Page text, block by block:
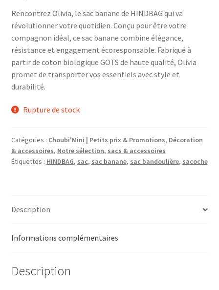
Rencontrez Olivia, le sac banane de HINDBAG qui va
révolutionner votre quotidien. Conçu pour être votre
compagnon idéal, ce sac banane combine élégance,
résistance et engagement écoresponsable. Fabriqué à
partir de coton biologique GOTS de haute qualité, Olivia
promet de transporter vos essentiels avec style et
durabilité.
Rupture de stock
Catégories : Choubi'Mini | Petits prix & Promotions, Décoration
& accessoires, Notre sélection, sacs & accessoires
Étiquettes : HINDBAG, sac, sac banane, sac bandoulière, sacoche
Description
Informations complémentaires
Description